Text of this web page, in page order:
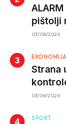
pištolji
istrage
03/08/2026
EKONOMIJA
Strana
03/08/2026
SPORT